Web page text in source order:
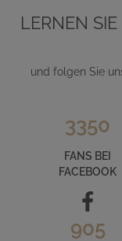
LERNEN
und folgen Sie
3350
FANS BEI
FACEBOOK
905